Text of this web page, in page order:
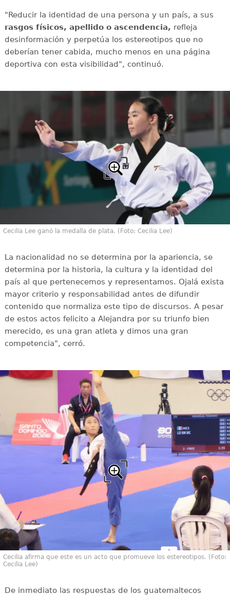
"Reducir la identidad de una persona y un país, a sus
rasgos físicos, apellido o ascendencia, refleja
desinformación y perpetúa los estereotipos que no
deberían tener cabida, mucho menos en una página
deportiva con esta visibilidad", continuó.
Cecilia Lee ganó la medalla de plata. (Foto: Cecilia Lee)
La nacionalidad no se determina por la apariencia, se
determina por la historia, la cultura y la identidad del
país al que pertenecemos y representamos. Ojalá exista
mayor criterio y responsabilidad antes de difundir
contenido que normaliza este tipo de discursos. A pesar
de estos actos felicito a Alejandra por su triunfo bien
merecido, es una gran atleta y dimos una gran
competencia", cerró.
Cecilia afirma que este es un acto que promueve los estereotipos. (Foto:
Cecilia Lee)
De inmediato las respuestas de los guatemaltecos